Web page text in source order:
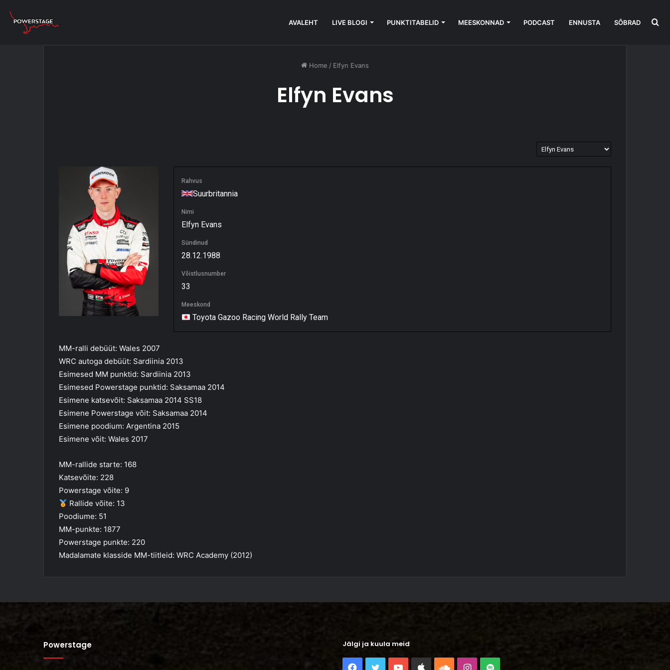
AVALEHT LIVE BLOGI PUNKTITABELID MEESKONNAD PODCAST ENNUSTA SÕBRAD
Home / Elfyn Evans
Elfyn Evans
Rahvus
Suurbritannia
Nimi
Elfyn Evans
Sündinud
28.12.1988
Võistlusnumber
33
Meeskond
Toyota Gazoo Racing World Rally Team
MM-ralli debüüt: Wales 2007
WRC autoga debüüt: Sardiinia 2013
Esimesed MM punktid: Sardiinia 2013
Esimesed Powerstage punktid: Saksamaa 2014
Esimene katsevõit: Saksamaa 2014 SS18
Esimene Powerstage võit: Saksamaa 2014
Esimene poodium: Argentina 2015
Esimene võit: Wales 2017
MM-rallide starte: 168
Katsevõite: 228
Powerstage võite: 9
Rallide võite: 13
Poodiume: 51
MM-punkte: 1877
Powerstage punkte: 220
Madalamate klasside MM-tiitleid: WRC Academy (2012)
Powerstage Jälgi ja kuula meid
Facebook
Twitter YouTubeAppleSoundCloud
Instagram
Spotify